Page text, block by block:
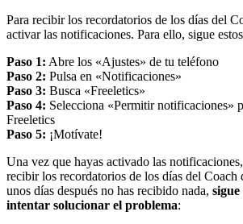
Para recibir los recordatorios de los días del
activar las notificaciones. Para ello, sigue
Paso 1: Abre los «Ajustes» de tu teléfono
Paso 2: Pulsa en «Notificaciones»
Paso 3: Busca «Freeletics»
Paso 4: Selecciona «Permitir notificaciones»
Freeletics
Paso 5: ¡Motívate!
Una vez que hayas activado las
recibir los recordatorios de los días del Coach
unos días después no has recibido nada, sigue
intentar solucionar el problema: